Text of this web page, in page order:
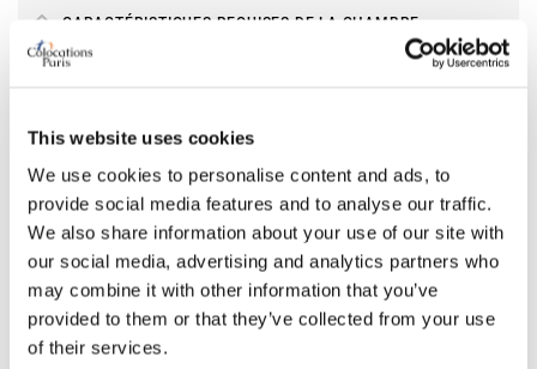
This website uses cookies
We use cookies to personalise content and ads, to
provide social media features and to analyse our traffic.
We also share information about your use of our site with
our social media, advertising and analytics partners who
may combine it with other information that you’ve
provided to them or that they’ve collected from your use
of their services.
CARACTÉRISTIQUES REQUISES DE LA CHAMBRE
Bureau requis
peut Import
Wi-Fi requis
oui
TV requise
peut Import
À PROPOS DE MOI
Ma langue parlée